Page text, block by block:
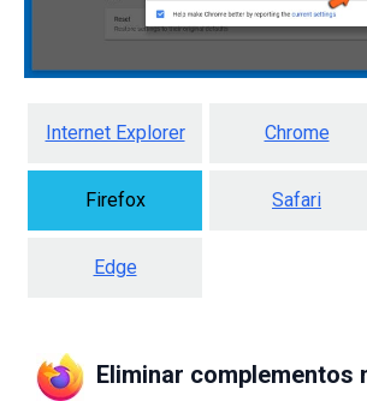
Internet Explorer Chrome
Firefox Safari
Edge
Eliminar complementos